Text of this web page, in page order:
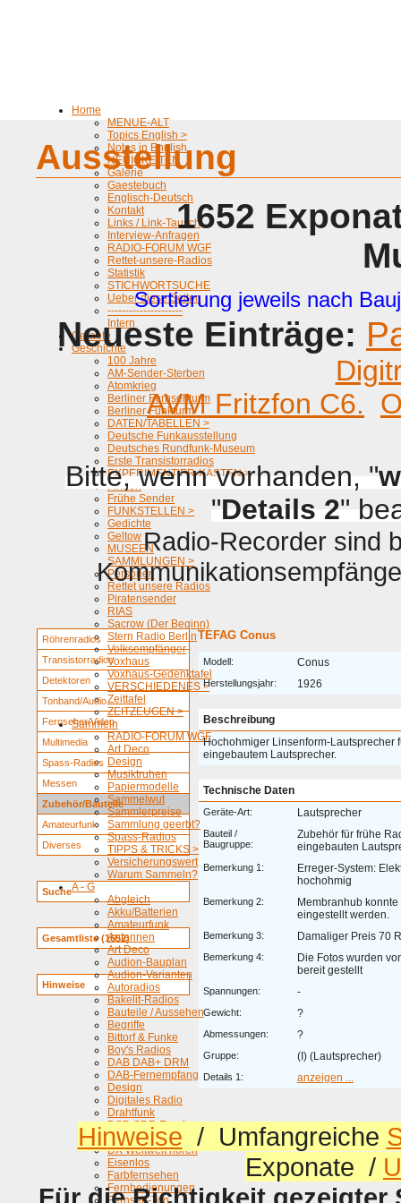
Home
MENUE-ALT
Topics English >
Notes in English
NEUIGKEITEN
Galerie
Gaestebuch
Englisch-Deutsch
Kontakt
Links / Link-Tausch
Interview-Anfragen
RADIO-FORUM WGF
Rettet-unsere-Radios
Statistik
STICHWORTSUCHE
Ueber diese Seiten
---------------------
Intern
Geraete
Geschichte
100 Jahre
AM-Sender-Sterben
Atomkrieg
Berliner Fernsehturm
Berliner Funkturm
DATEN/TABELLEN >
Deutsche Funkausstellung
Deutsches Rundfunk-Museum
Erste Transistorradios
EXPERIMENTIER-KÄSTEN >
Firmen
Frühe Sender
FUNKSTELLEN >
Gedichte
Geltow
MUSEEN
SAMMLUNGEN >
Personen
Rettet unsere Radios
Piratensender
RIAS
Sacrow (Der Beginn)
Stern Radio Berlin
Volksempfänger
Voxhaus
Voxhaus-Gedenktafel
VERSCHIEDENES >
Zeittafel
ZEITZEUGEN >
Sammeln
RADIO-FORUM WGF
Art Deco
Design
Musiktruhen
Papiermodelle
Sammelwut
Sammlerpreise
Sammlung geerbt?
Spass-Radios
TIPPS & TRICKS >
Versicherungswert
Warum Sammeln?
A - G
Abgleich
Akku/Batterien
Amateurfunk
Antennen
Art Deco
Audion-Bauplan
Audion-Varianten
Autoradios
Bakelit-Radios
Bauteile / Aussehen
Begriffe
Bittorf & Funke
Boy's Radios
DAB DAB+ DRM
DAB-Fernempfang
Design
Digitales Radio
Drahtfunk
DSP-SDR Empfaenger
Dyne
DX Weltweit hören
Eisenlos
Farbfernsehen
Fernbedienungen
Fernseh-Ton
Ausstellung
1652
Sortierung jeweils nach
Neueste Einträge:
AVM Fritzfon C6.
Bitte, wenn vorhanden, "
"Details 2"
Radio-Recorder sind
Röhrenradios
Transistorradios
Detektoren
Tonband/Audio
Fernseher/Video
Multimedia
Spass-Radios
Messen
Zubehör/Bauteile
Amateurfunk
Diverses
Suche
Gesamtliste (1652)
Hinweise
TEFAG Conus
Modell: Conus
Herstellungsjahr: 1926
Beschreibung
Hochohmiger Linsenform-Lautsprecher
eingebautem Lautsprecher.
Technische Daten
Geräte-Art: Lautsprecher
Bauteil /
Baugruppe:
Zubehör für frühe
eingebauten
Bemerkung 1:
Erreger-System:
hochohmig
Bemerkung 2:
Membranhub
eingestellt werden.
Bemerkung 3: Damaliger Preis 70
Bemerkung 4:
Die Fotos wurden
bereit gestellt
Spannungen: -
Gewicht: ?
Abmessungen: ?
Gruppe: (I) (Lautsprecher)
Details 1: anzeigen ...
Hinweise / Umfangreiche
Exponate /